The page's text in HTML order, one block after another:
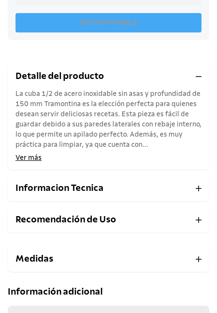
NO DISPONIBLE
Detalle del producto
La cuba 1/2 de acero inoxidable sin asas y profundidad de
150 mm Tramontina es la elección perfecta para quienes
desean servir deliciosas recetas. Esta pieza es fácil de
guardar debido a sus paredes laterales con rebaje interno,
lo que permite un apilado perfecto. Además, es muy
práctica para limpiar, ya que cuenta con...
Ver más
Informacion Tecnica
Recomendación de Uso
Medidas
Información adicional